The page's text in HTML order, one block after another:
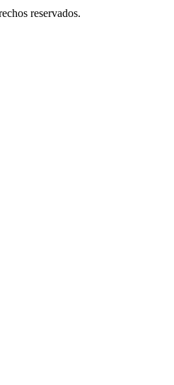
reservados.